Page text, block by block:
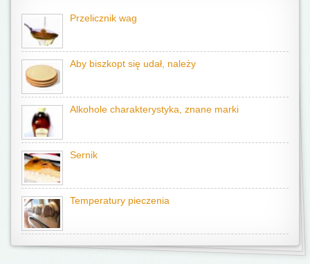
Przelicznik wag
Aby biszkopt się udał, należy
Alkohole charakterystyka, znane marki
Sernik
Temperatury pieczenia